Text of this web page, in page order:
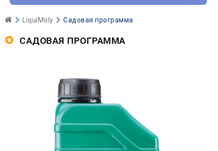
LiquiMoly Садовая программа
САДОВАЯ ПРОГРАММА